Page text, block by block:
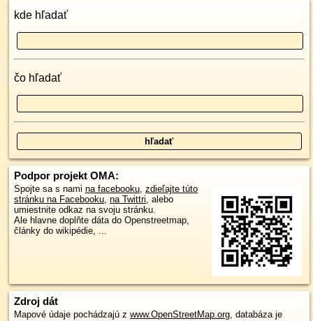
kde hľadať
čo hľadať
Podpor projekt OMA:
Spojte sa s nami na facebooku, zdieľajte túto
stránku na Facebooku, na Twittri, alebo
umiestnite odkaz na svoju stránku.
Ale hlavne doplňte dáta do Openstreetmap,
články do wikipédie, ...
Zdroj dát
Mapové údaje pochádzajú z www.OpenStreetMap.org, databáza je